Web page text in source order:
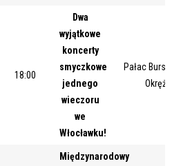
18:00
Dwa
wyjątkowe
koncerty
smyczkowe
jednego
wieczoru
we
Włocławku!
Pałac
Międzynarodowy